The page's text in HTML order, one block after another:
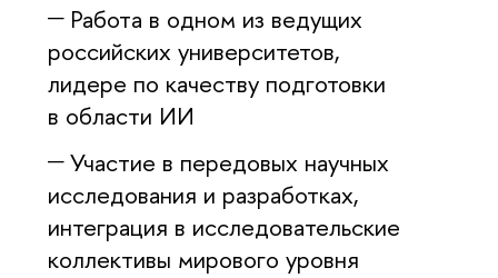
Работа в одном из ведущих
российских университетов,
лидере по качеству подготовки
в области ИИ
Участие в передовых научных
исследования и разработках,
интеграция в исследовательские
коллективы мирового уровня